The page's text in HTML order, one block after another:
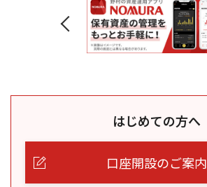
はじめての方へ
口座開設のご案内